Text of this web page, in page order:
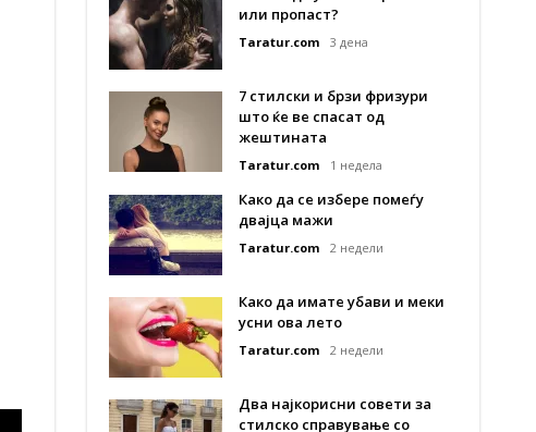
или пропаст?
Taratur.com 3 дена
7 стилски и брзи фризури
што ќе ве спасат од
жештината
Taratur.com 1 недела
Како да се избере помеѓу
двајца мажи
Taratur.com 2 недели
Како да имате убави и меки
усни ова лето
Taratur.com 2 недели
Два најкорисни совети за
стилско справување со